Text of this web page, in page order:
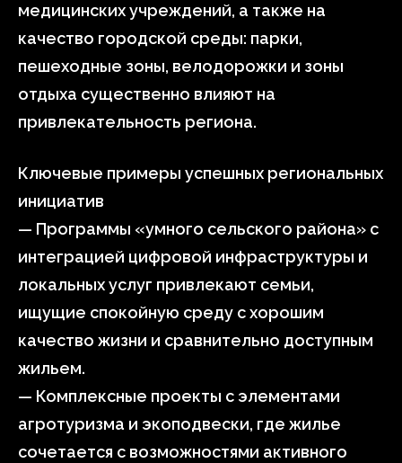
медицинских учреждений, а также на
качество городской среды: парки,
пешеходные зоны, велодорожки и зоны
отдыха существенно влияют на
привлекательность региона.
Ключевые примеры успешных региональных
инициатив
— Программы «умного сельского района» с
интеграцией цифровой инфраструктуры и
локальных услуг привлекают семьи,
ищущие спокойную среду с хорошим
качество жизни и сравнительно доступным
жильем.
— Комплексные проекты с элементами
агротуризма и экоподвески, где жилье
сочетается с возможностями активного